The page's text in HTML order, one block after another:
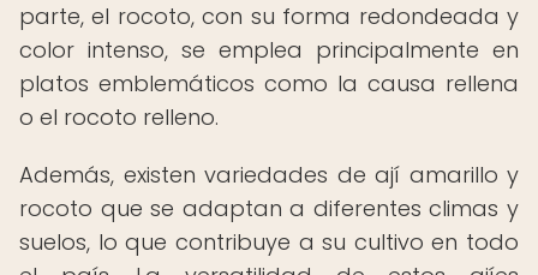
parte, el rocoto, con su forma redondeada y
color intenso, se emplea principalmente en
platos emblemáticos como la causa rellena
o el rocoto relleno.
Además, existen variedades de ají amarillo y
rocoto que se adaptan a diferentes climas y
suelos, lo que contribuye a su cultivo en todo